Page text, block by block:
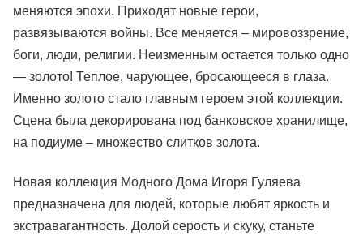
меняются эпохи. Приходят новые герои,
развязываются войны. Все меняется – мировоззрение,
боги, люди, религии. Неизменным остается только одно
— золото! Теплое, чарующее, бросающееся в глаза.
Именно золото стало главным героем этой коллекции.
Сцена была декорирована под банковское хранилище,
на подиуме – множество слитков золота.
Новая коллекция Модного Дома Игоря Гуляева
предназначена для людей, которые любят яркость и
экстравагантность. Долой серость и скуку, станьте